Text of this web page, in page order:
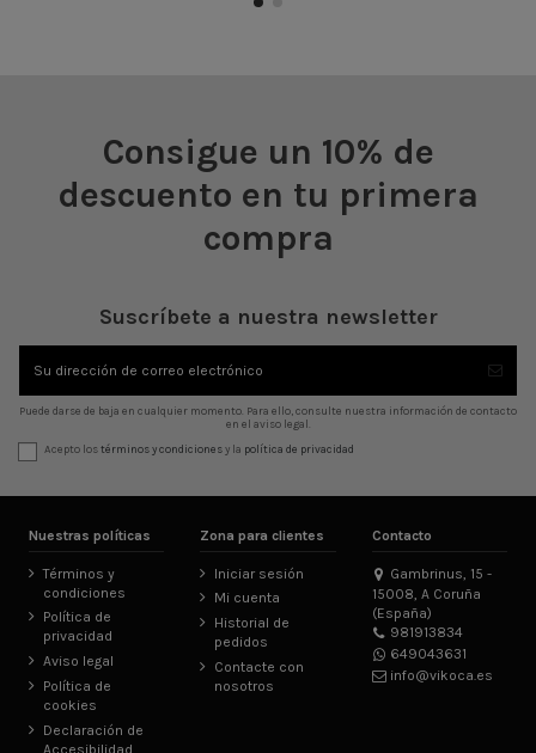
Consigue un 10% de
descuento en tu primera
compra
Suscríbete a nuestra newsletter
Puede darse de baja en cualquier momento. Para ello, consulte nuestra información de contacto
en el aviso legal.
Acepto lostérminos y condicionesy la política de privacidad
Nuestras políticas
Términos y
condiciones
Política de
privacidad
Aviso legal
Política de
cookies
Declaración de
Accesibilidad
Zona para clientes
Iniciar sesión
Mi cuenta
Historial de
pedidos
Contacte con
nosotros
Contacto
Gambrinus, 15 -
15008, A Coruña
(España)
981913834
649043631
info@vikoca.es